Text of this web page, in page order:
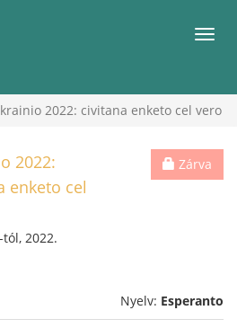
2022: civitana enketo cel vero
Zárva
2022:
enketo cel
-tól, 2022.
Nyelv: Esperanto